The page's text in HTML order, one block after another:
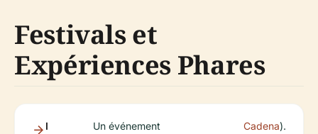
Festivals et
Expériences Phares
I
Un événement
Cadena).